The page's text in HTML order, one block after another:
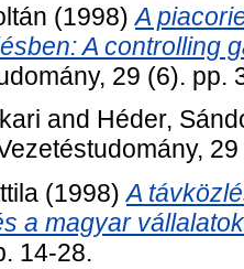
(1998)A
A controlling
29 (6). pp.
and Héder,
(1998)A
a magyar
14-28.